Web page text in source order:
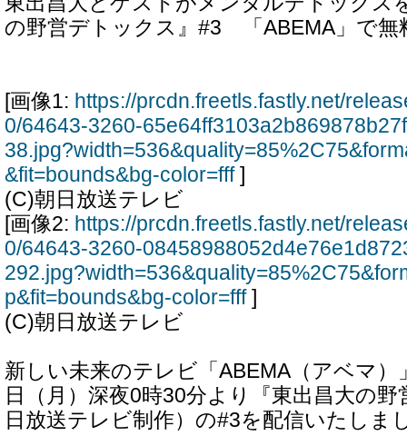
の野営デトックス』#3 「ABEMA」で無
[画像1: https://prcdn.freetls.fastly.net/
0/64643-3260-
&fit=bounds&bg-color=fff]
(C)朝日放送テレビ
[画像2: https://prcdn.freetls.fastly.net/
0/64643-3260-
p&fit=bounds&bg-color=fff]
(C)朝日放送テレビ
新しい未来のテレビ「ABEMA（アベマ）
日（月）深夜0時30分より『東出昌大の
日放送テレビ制作）の#3を配信いたしま